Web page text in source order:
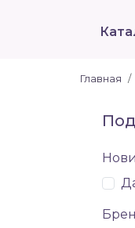
Главная